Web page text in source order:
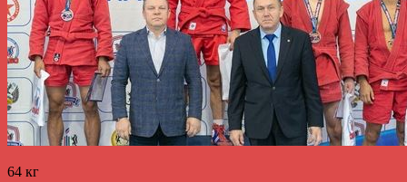
64 кг